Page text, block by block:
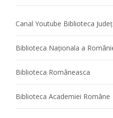
Canal Youtube Biblioteca
Biblioteca Naţionala a
Biblioteca Româneasca
Biblioteca Academiei Române